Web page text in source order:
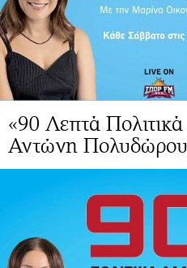
«90 Λεπτά
Αντώνη Πολυδώρου